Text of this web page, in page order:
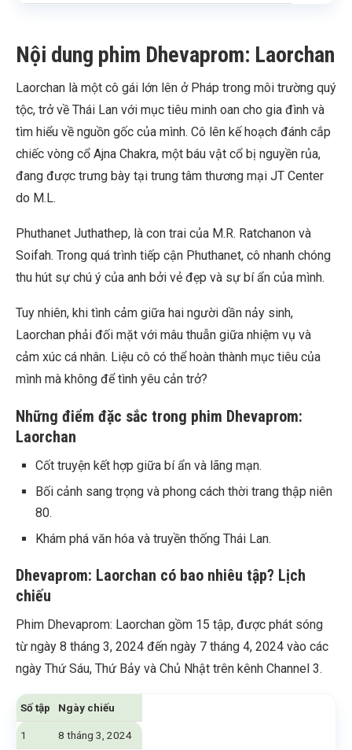
Nội dung phim Dhevaprom: Laorchan
Laorchan là một cô gái lớn lên ở Pháp trong môi trường quý
tộc, trở về Thái Lan với mục tiêu minh oan cho gia đình và
tìm hiểu về nguồn gốc của mình. Cô lên kế hoạch đánh cắp
chiếc vòng cổ Ajna Chakra, một báu vật cổ bị nguyền rủa,
đang được trưng bày tại trung tâm thương mại JT Center
do M.L.
Phuthanet Juthathep, là con trai của M.R. Ratchanon và
Soifah. Trong quá trình tiếp cận Phuthanet, cô nhanh chóng
thu hút sự chú ý của anh bởi vẻ đẹp và sự bí ẩn của mình.
Tuy nhiên, khi tình cảm giữa hai người dần nảy sinh,
Laorchan phải đối mặt với mâu thuẫn giữa nhiệm vụ và
cảm xúc cá nhân. Liệu cô có thể hoàn thành mục tiêu của
mình mà không để tình yêu cản trở?
Những điểm đặc sắc trong phim Dhevaprom:
Laorchan
Cốt truyện kết hợp giữa bí ẩn và lãng mạn.
Bối cảnh sang trọng và phong cách thời trang thập niên
80.
Khám phá văn hóa và truyền thống Thái Lan.
Dhevaprom: Laorchan có bao nhiêu tập? Lịch
chiếu
Phim Dhevaprom: Laorchan gồm 15 tập, được phát sóng
từ ngày 8 tháng 3, 2024 đến ngày 7 tháng 4, 2024 vào các
ngày Thứ Sáu, Thứ Bảy và Chủ Nhật trên kênh Channel 3.
Số tập Ngày chiếu
1 8 tháng 3, 2024